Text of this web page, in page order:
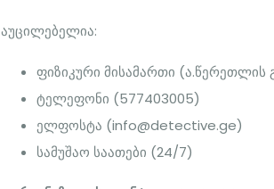
აუცილებელია:
ფიზიკური მისამართი (ა.წერეთლის
ტელეფონი (577403005)
ელფოსტა (info@detective.ge)
სამუშაო საათები (24/7)